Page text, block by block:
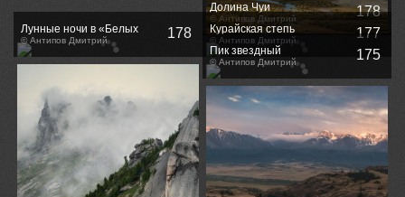
Долина Чуи
© Антипов Дмитрий 178
Лунные ночи в «Белых
росах»
© Антипов Дмитрий 178 Курайская степь
© Антипов Дмитрий 177
Пик звездный
© Антипов Дмитрий 175